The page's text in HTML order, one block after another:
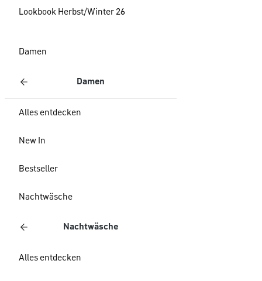
Lookbook Herbst/Winter 26
Damen
Damen
Alles entdecken
New In
Bestseller
Nachtwäsche
Nachtwäsche
Alles entdecken